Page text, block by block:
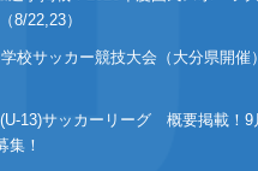
8/22,23）
校サッカー競技大会（大分県開催
13)サッカーリーグ 概要掲載！9
集！